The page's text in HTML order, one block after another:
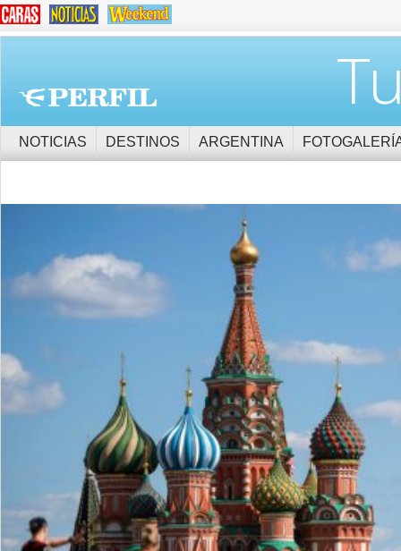
NOTICIAS DESTINOS ARGENTINA